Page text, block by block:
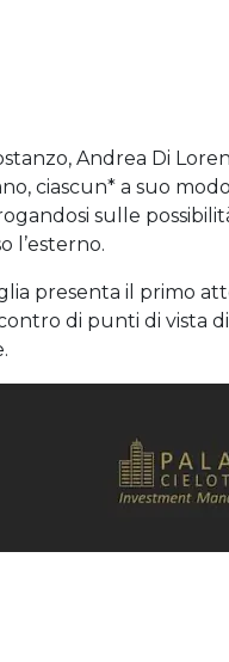
Andrea Di
ciascun* a suo
sulle
l’esterno.
presenta il primo
di punti di vista